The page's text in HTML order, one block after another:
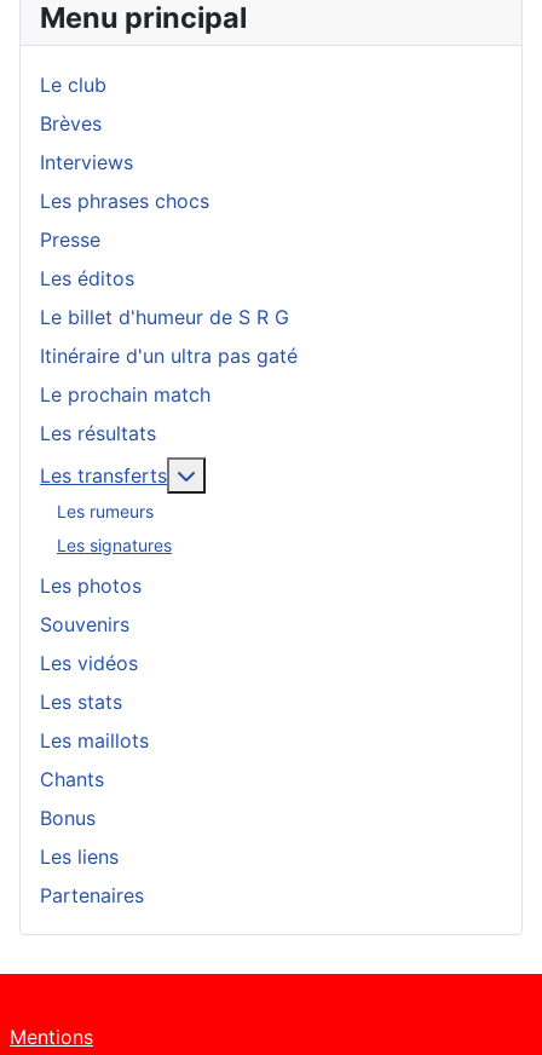
Menu principal
Le club
Brèves
Interviews
Les phrases chocs
Presse
Les éditos
Le billet d'humeur de S R G
Itinéraire d'un ultra pas gaté
Le prochain match
Les résultats
Les transferts
Les rumeurs
Les signatures
Les photos
Souvenirs
Les vidéos
Les stats
Les maillots
Chants
Bonus
Les liens
Partenaires
Mentions